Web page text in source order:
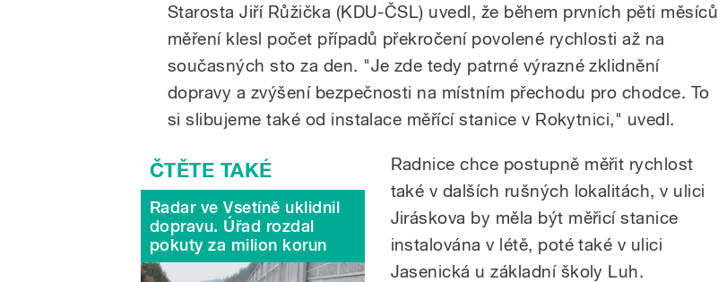
Starosta Jiří Růžička (KDU-ČSL) uvedl, že během prvních pěti měsíců
měření klesl počet případů překročení povolené rychlosti až na
současných sto za den. "Je zde tedy patrné výrazné zklidnění
dopravy a zvýšení bezpečnosti na místním přechodu pro chodce. To
si slibujeme také od instalace měřící stanice v Rokytnici," uvedl.
Radar ve Vsetíně uklidnil
dopravu. Úřad rozdal
pokuty za milion korun
Radnice chce postupně měřit rychlost
také v dalších rušných lokalitách, v ulici
Jiráskova by měla být měřicí stanice
instalována v létě, poté také v ulici
Jasenická u základní školy Luh.